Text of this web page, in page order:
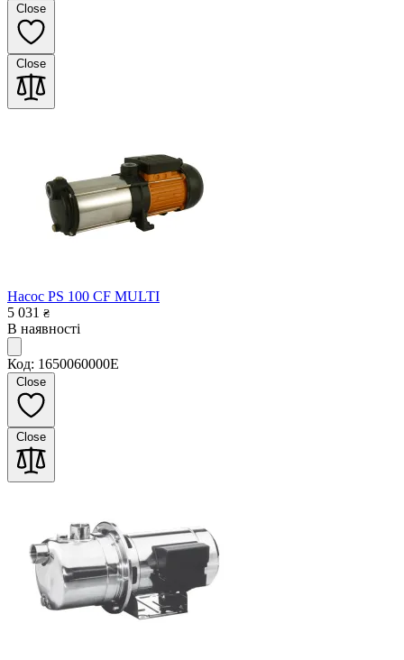
Close
Close
Насос PS 100 CF MULTI
5 031 ₴
В наявності
Код: 1650060000E
Close
Close